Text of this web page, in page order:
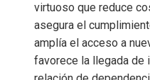
virtuoso que reduce
asegura el
amplía el acceso a
favorece la llegada de